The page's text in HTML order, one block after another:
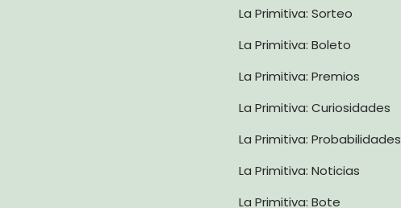
La Primitiva: Sorteo
La Primitiva: Boleto
La Primitiva: Premios
La Primitiva: Curiosidades
La Primitiva: Probabilidades
La Primitiva: Noticias
La Primitiva: Bote